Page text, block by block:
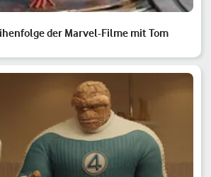
der Marvel-Filme mit Tom